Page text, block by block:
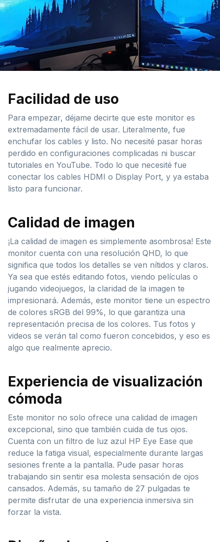
Facilidad de uso
Para empezar, déjame decirte que este monitor es
extremadamente fácil de usar. Literalmente, fue
enchufar los cables y listo. No necesité pasar horas
perdido en configuraciones complicadas ni buscar
tutoriales en YouTube. Todo lo que necesité fue
conectar los cables HDMI o Display Port, y ya estaba
listo para funcionar.
Calidad de imagen
¡La calidad de imagen es simplemente asombrosa! Este
monitor cuenta con una resolución QHD, lo que
significa que todos los detalles se ven nítidos y claros.
Ya sea que estés editando fotos, viendo películas o
jugando videojuegos, la claridad de la imagen te
impresionará. Además, este monitor tiene un espectro
de colores sRGB del 99%, lo que garantiza una
representación precisa de los colores. Tus fotos y
videos se verán tal como fueron concebidos, y eso es
algo que realmente aprecio.
Experiencia de visualización
cómoda
Este monitor no solo ofrece una calidad de imagen
excepcional, sino que también cuida de tus ojos.
Cuenta con un filtro de luz azul HP Eye Ease que
reduce la fatiga visual, especialmente durante largas
sesiones frente a la pantalla. Pude pasar horas
trabajando sin sentir esa molesta sensación de ojos
cansados. Además, su tamaño de 27 pulgadas te
permite disfrutar de una experiencia inmersiva sin
forzar la vista.